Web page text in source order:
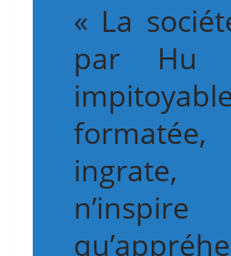
« La
par Hu
n’inspire